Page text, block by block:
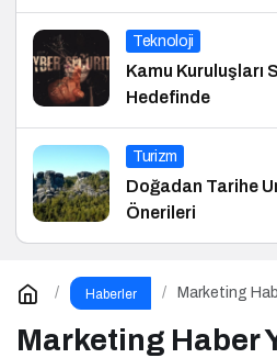
Teknoloji
Kamu Kuruluşları
Hedefinde
Turizm
Doğadan Tarihe
Önerileri
Haberler Marketing
Marketing Haber